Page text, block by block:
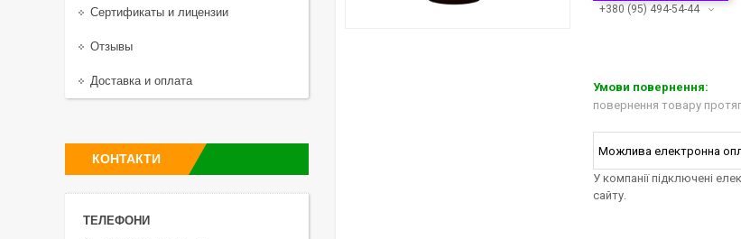
+380 (95) 494-54-44
повернення товару
У компанії підключені
сайту.
Сертификаты и лицензии
Отзывы
Доставка и оплата
КОНТАКТИ